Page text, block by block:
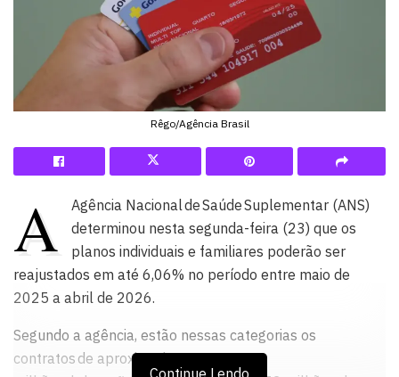
Rêgo/Agência Brasil
A
Agência Nacional de Saúde Suplementar (ANS)
determinou nesta segunda-feira (23) que os
planos individuais e familiares poderão ser
reajustados em até 6,06% no período entre maio de
2025 a abril de 2026.
Segundo a agência, estão nessas categorias os
contratos de aproximadamente 8,6
Continue Lendo